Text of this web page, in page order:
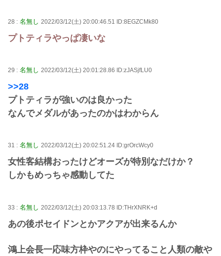
28 : 名無し 2022/03/12(土) 20:00:46.51 ID:8EGZCMk80
プトティラやっぱ凄いな
29 : 名無し 2022/03/12(土) 20:01:28.86 ID:zJASjfLU0
>>28
プトティラが強いのは良かった
なんでメダルがあったのかはわからん
31 : 名無し 2022/03/12(土) 20:02:51.24 ID:grOrcWcy0
女性客結構おったけどオーズが特別なだけか？
しかもめっちゃ感動してた
33 : 名無し 2022/03/12(土) 20:03:13.78 ID:THrXNRK+d
あの後ポセイドンとかアクアが出来るんか
鴻上会長一応味方枠やのにやってること人類の敵や